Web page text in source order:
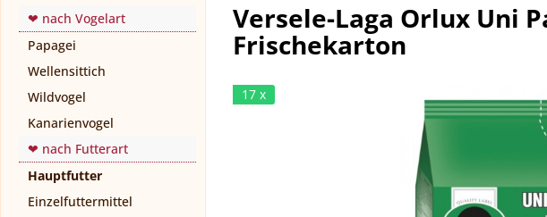
❤ nach Vogelart
Papagei
Wellensittich
Wildvogel
Kanarienvogel
❤ nach Futterart
Hauptfutter
Einzelfuttermittel
Versele-Laga Orlux Uni
Frischekarton
17 x